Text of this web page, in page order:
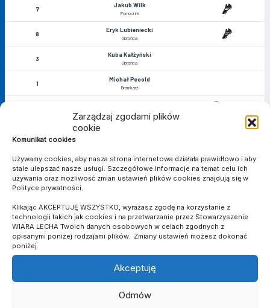
Zarządzaj zgodami plików
cookie
Komunikat cookies
Używamy cookies, aby nasza strona internetowa działała prawidłowo i aby
stale ulepszać nasze usługi. Szczegółowe informacje na temat celu ich
używania oraz możliwość zmian ustawień plików cookies znajdują się w
Polityce prywatności.
Klikając AKCEPTUJĘ WSZYSTKO, wyrażasz zgodę na korzystanie z
technologii takich jak cookies i na przetwarzanie przez Stowarzyszenie
WIARA LECHA Twoich danych osobowych w celach zgodnych z
opisanymi poniżej rodzajami plików. Zmiany ustawień możesz dokonać
poniżej.
Akceptuję
Odmów
7
Jakub Wilk
Pomocnik
8
Eryk Lubieniecki
Obrońca
3
Kuba Kałżyński
Obrońca
1
Michał Pecold
Bramkarz
Pomocnik
5
18
Tomasz Smura
Pomocnik
15
9
Michał Niedźwiedzki
Napastnik
21', 66'